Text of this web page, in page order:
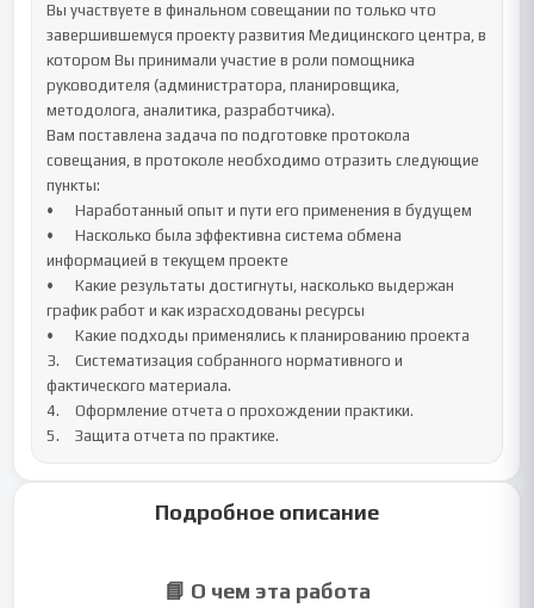
Вы участвуете в финальном совещании по только что
завершившемуся проекту развития Медицинского центра, в
котором Вы принимали участие в роли помощника
руководителя (администратора, планировщика,
методолога, аналитика, разработчика).
Вам поставлена задача по подготовке протокола
совещания, в протоколе необходимо отразить следующие
пункты:
•	Наработанный опыт и пути его применения в будущем
•	Насколько была эффективна система обмена
информацией в текущем проекте
•	Какие результаты достигнуты, насколько выдержан
график работ и как израсходованы ресурсы
•	Какие подходы применялись к планированию проекта
3.	Систематизация собранного нормативного и
фактического материала.
4.	Оформление отчета о прохождении практики.
5.	Защита отчета по практике.
Подробное описание
📘 О чем эта работа